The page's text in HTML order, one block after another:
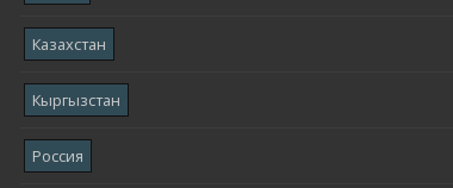
Казахстан
Кыргызстан
Россия